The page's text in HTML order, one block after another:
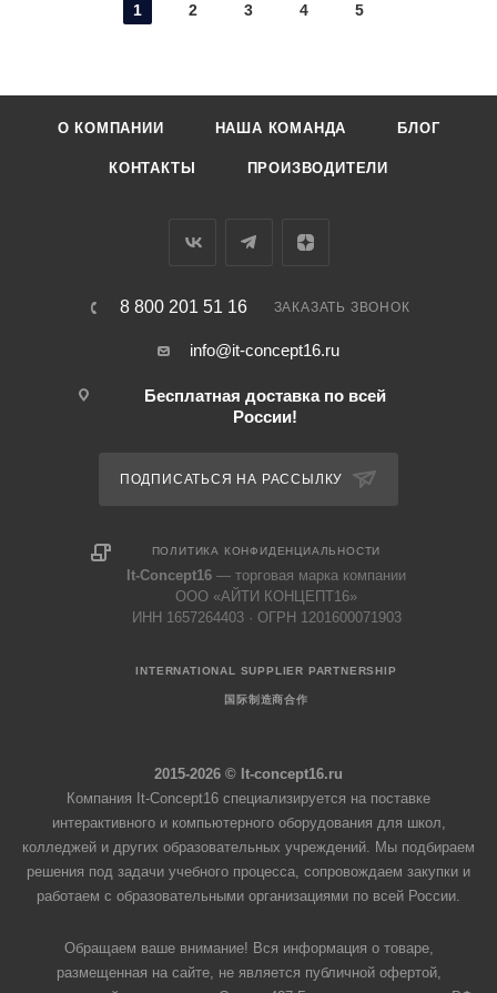
1 2 3 4 5
О КОМПАНИИ НАША КОМАНДА БЛОГ
КОНТАКТЫ ПРОИЗВОДИТЕЛИ
8 800 201 51 16 ЗАКАЗАТЬ ЗВОНОК
info@it-concept16.ru
Бесплатная доставка по всей
России!
ПОДПИСАТЬСЯ НА РАССЫЛКУ
ПОЛИТИКА КОНФИДЕНЦИАЛЬНОСТИ
It-Concept16 — торговая марка компании
ООО «АЙТИ КОНЦЕПТ16»
ИНН 1657264403 · ОГРН 1201600071903
INTERNATIONAL SUPPLIER PARTNERSHIP
国际制造商合作
2015-2026 © It-concept16.ru
Компания It-Concept16 специализируется на поставке
интерактивного и компьютерного оборудования для школ,
колледжей и других образовательных учреждений. Мы подбираем
решения под задачи учебного процесса, сопровождаем закупки и
работаем с образовательными организациями по всей России.
Обращаем ваше внимание! Вся информация о товаре,
размещенная на сайте, не является публичной офертой,